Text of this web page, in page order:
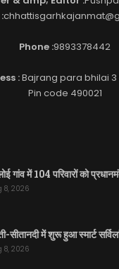
Phone :9893378442
:Bajrang para bhilai 3
Pin code 490021
गांव में 104 परिवारों को
8, 2026
सीतानदी में शुरू हुआ स्मार्ट
8, 2026